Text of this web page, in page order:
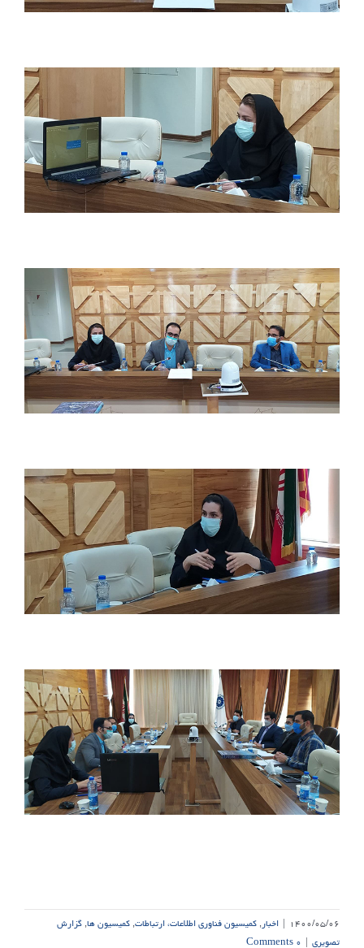
۱۴۰۰/۰۵/۰۶ | اخبار,کمیسیون فناوری اطلاعات، ارتباطات,کمیسیون ها,گزارش
تصویری | ۰ Comments